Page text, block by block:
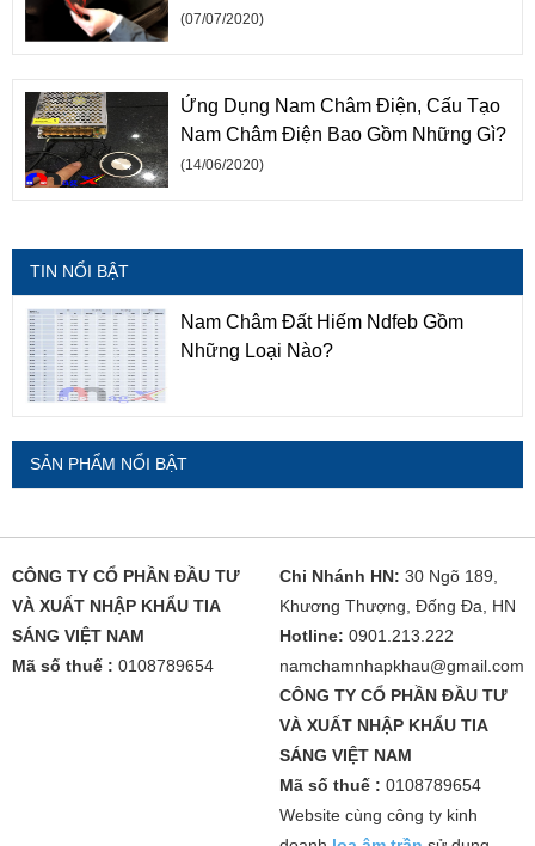
(07/07/2020)
Ứng Dụng Nam Châm Điện, Cấu Tạo
Nam Châm Điện Bao Gồm Những Gì?
(14/06/2020)
TIN NỔI BẬT
Nam Châm Đất Hiếm Ndfeb Gồm
Những Loại Nào?
SẢN PHẨM NỔI BẬT
CÔNG TY CỔ PHẦN ĐẦU TƯ
VÀ XUẤT NHẬP KHẨU TIA
SÁNG VIỆT NAM
Mã số thuế : 0108789654
Chi Nhánh HN: 30 Ngõ 189,
Khương Thượng, Đống Đa, HN
Hotline: 0901.213.222
namchamnhapkhau@gmail.com
CÔNG TY CỔ PHẦN ĐẦU TƯ
VÀ XUẤT NHẬP KHẨU TIA
SÁNG VIỆT NAM
Mã số thuế : 0108789654
Website cùng công ty kinh